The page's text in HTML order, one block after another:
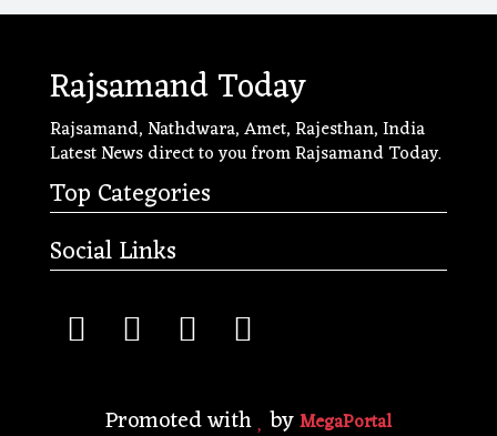
Rajsamand Today
Rajsamand, Nathdwara, Amet, Rajesthan, India
Latest News direct to you from Rajsamand Today.
Top Categories
Social Links
Promoted with byMegaPortal